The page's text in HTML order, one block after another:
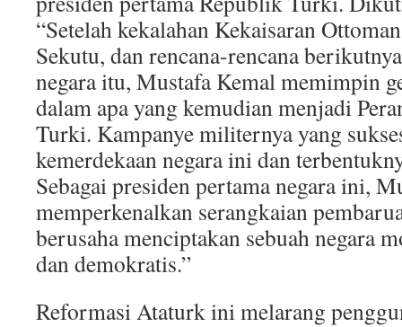
“Setelah kekalahan Kekaisaran
Sekutu, dan rencana-rencana
negara itu, Mustafa Kemal memimpin
dalam apa yang kemudian menjadi
Turki. Kampanye militernya yang
kemerdekaan negara ini dan
Sebagai presiden pertama negara ini,
memperkenalkan serangkaian
berusaha menciptakan sebuah negara
dan demokratis.”
Reformasi Ataturk ini melarang